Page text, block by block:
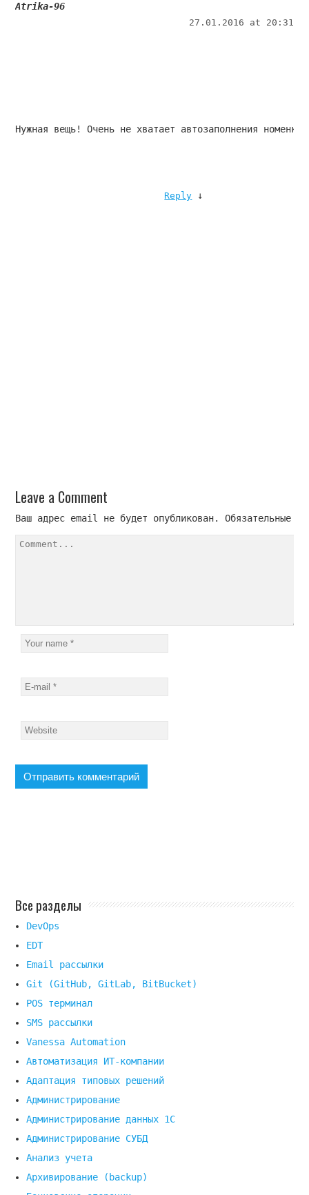
Atrika-96
27.01.2016 at 20:31
Нужная вещь! Очень не хватает автозаполнения
Reply ↓
Leave a Comment
Ваш адрес email не будет опубликован. Обязательные
Все разделы
DevOps
EDT
Email рассылки
Git (GitHub, GitLab, BitBucket)
POS терминал
SMS рассылки
Vanessa Automation
Автоматизация ИТ-компании
Адаптация типовых решений
Администрирование
Администрирование данных 1С
Администрирование СУБД
Анализ учета
Архивирование (backup)